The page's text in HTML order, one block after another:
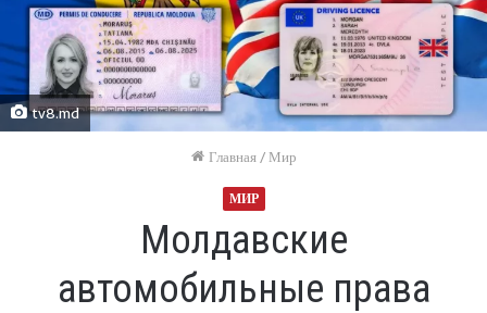
tv8.md
Главная / Мир
МИР
Молдавские
автомобильные права